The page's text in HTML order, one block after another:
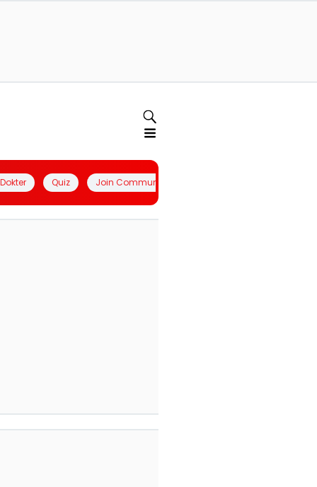
Quiz Join Community